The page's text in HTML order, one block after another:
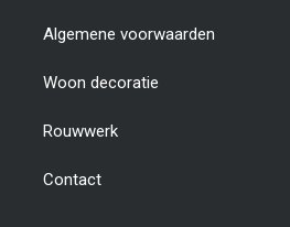
Algemene voorwaarden
Woon decoratie
Rouwwerk
Contact